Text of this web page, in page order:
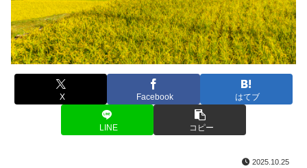
X Facebook はてブ
LINE コピー
2025.10.25